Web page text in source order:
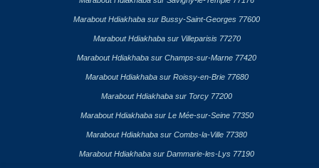
Marabout Hdiakhaba sur Bussy-Saint-Georges 77600
Marabout Hdiakhaba sur Villeparisis 77270
Marabout Hdiakhaba sur Champs-sur-Marne 77420
Marabout Hdiakhaba sur Roissy-en-Brie 77680
Marabout Hdiakhaba sur Torcy 77200
Marabout Hdiakhaba sur Le Mée-sur-Seine 77350
Marabout Hdiakhaba sur Combs-la-Ville 77380
Marabout Hdiakhaba sur Dammarie-les-Lys 77190